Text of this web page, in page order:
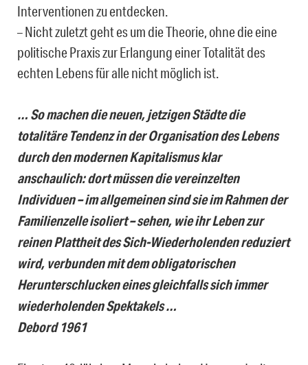
Interventionen zu entdecken.
– Nicht zuletzt geht es um die Theorie, ohne die eine
politische Praxis zur Erlangung einer Totalität des
echten Lebens für alle nicht möglich ist.
… So machen die neuen, jetzigen Städte die
totalitäre Tendenz in der Organisation des Lebens
durch den modernen Kapitalismus klar
anschaulich: dort müssen die vereinzelten
Individuen – im allgemeinen sind sie im Rahmen der
Familienzelle isoliert – sehen, wie ihr Leben zur
reinen Plattheit des Sich-Wiederholenden reduziert
wird, verbunden mit dem obligatorischen
Herunterschlucken eines gleichfalls sich immer
wiederholenden Spektakels …
Debord 1961